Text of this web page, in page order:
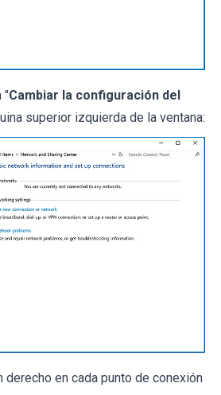
"Cambiar la configuración del
superior izquierda de la ventana:
derecho en cada punto de conexión